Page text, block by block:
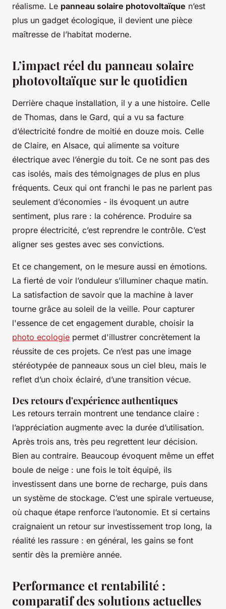
réalisme. Le panneau solaire photovoltaïque n’est
plus un gadget écologique, il devient une pièce
maîtresse de l’habitat moderne.
L’impact réel du panneau solaire
photovoltaïque sur le quotidien
Derrière chaque installation, il y a une histoire. Celle
de Thomas, dans le Gard, qui a vu sa facture
d’électricité fondre de moitié en douze mois. Celle
de Claire, en Alsace, qui alimente sa voiture
électrique avec l’énergie du toit. Ce ne sont pas des
cas isolés, mais des témoignages de plus en plus
fréquents. Ceux qui ont franchi le pas ne parlent pas
seulement d’économies - ils évoquent un autre
sentiment, plus rare : la cohérence. Produire sa
propre électricité, c’est reprendre le contrôle. C’est
aligner ses gestes avec ses convictions.
Et ce changement, on le mesure aussi en émotions.
La fierté de voir l’onduleur s’illuminer chaque matin.
La satisfaction de savoir que la machine à laver
tourne grâce au soleil de la veille. Pour capturer
l'essence de cet engagement durable, choisir la
photo ecologie permet d'illustrer concrètement la
réussite de ces projets. Ce n’est pas une image
stéréotypée de panneaux sous un ciel bleu, mais le
reflet d’un choix éclairé, d’une transition vécue.
Des retours d'expérience authentiques
Les retours terrain montrent une tendance claire :
l’appréciation augmente avec la durée d’utilisation.
Après trois ans, très peu regrettent leur décision.
Bien au contraire. Beaucoup évoquent même un effet
boule de neige : une fois le toit équipé, ils
investissent dans une borne de recharge, puis dans
un système de stockage. C’est une spirale vertueuse,
où chaque étape renforce l’autonomie. Et si certains
craignaient un retour sur investissement trop long, la
réalité les rassure : en général, les gains se font
sentir dès la première année.
Performance et rentabilité :
comparatif des solutions actuelles